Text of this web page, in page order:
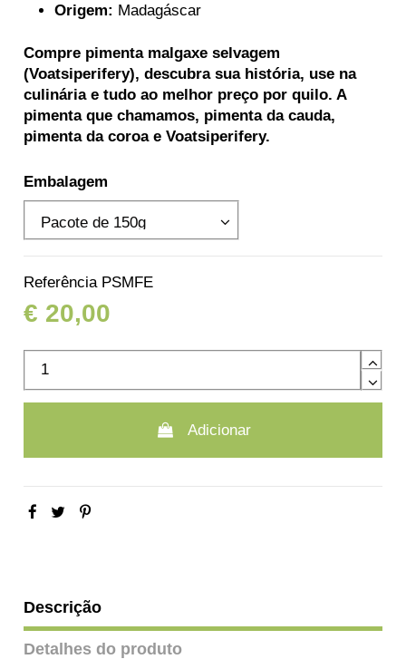
Origem: Madagáscar
Compre pimenta malgaxe selvagem
(Voatsiperifery), descubra sua história, use na
culinária e tudo ao melhor preço por quilo. A
pimenta que chamamos, pimenta da cauda,
pimenta da coroa e Voatsiperifery.
Embalagem
Referência PSMFE
€ 20,00
Adicionar
Descrição
Detalhes do produto